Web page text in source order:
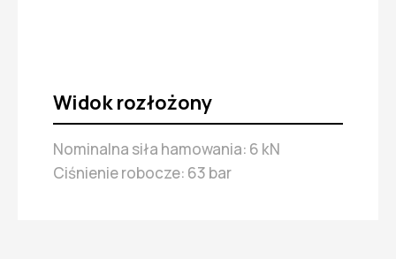
Widok rozłożony
Nominalna siła hamowania: 6 kN
Ciśnienie robocze: 63 bar